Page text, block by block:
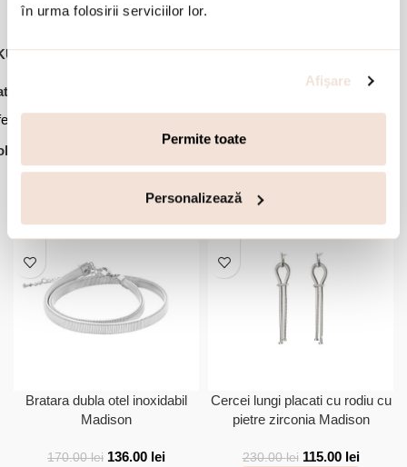
în urma folosirii serviciilor lor.
Afişare
Permite toate
Personalizează
03L15-01690
Cercei rotunzi
Speciale ,
Accesorii din aceeasi colectie:
Bratara dubla otel inoxidabil
Madison
170.00lei 136.00 lei
Cercei lungi placati cu rodiu cu
pietre zirconia Madison
230.00lei 115.00 lei